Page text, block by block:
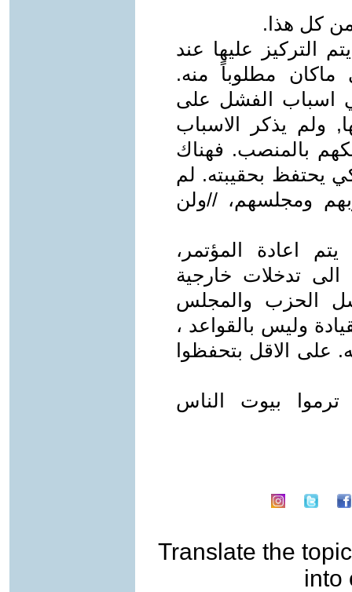
كل هذا.
التركيز عليها عند
مطلوباً منه.
اسباب الفشل على
ولم يذكر الاسباب
بالمنصب. فهناك
يحتفظ بحقيبته. لم
ومجلسهم، //ولن
اعادة المؤتمر،
الى تدخلات خارجية
الحزب والمجلس
وليس بالقواعد ،
على الاقل بتحفظوا
ترموا بيوت الناس
Translate the topic
into